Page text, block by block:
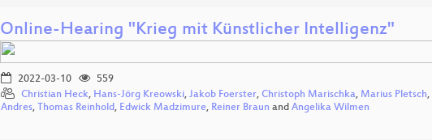
Online-Hearing "Krieg mit Künstlicher Intelligenz"
2022-03-10
559
Christian Heck, Hans-Jörg Kreowski, Jakob Foerster, Christoph Marischka, Marius Pletsch,
Andres, Thomas Reinhold, Edwick Madzimure, Reiner Braun and Angelika Wilmen